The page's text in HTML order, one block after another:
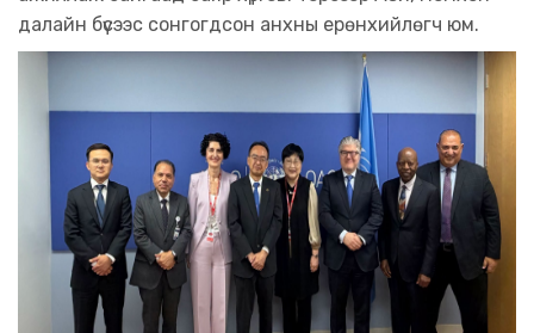
далайн бүсээс сонгогдсон анхны ерөнхийлөгч юм.